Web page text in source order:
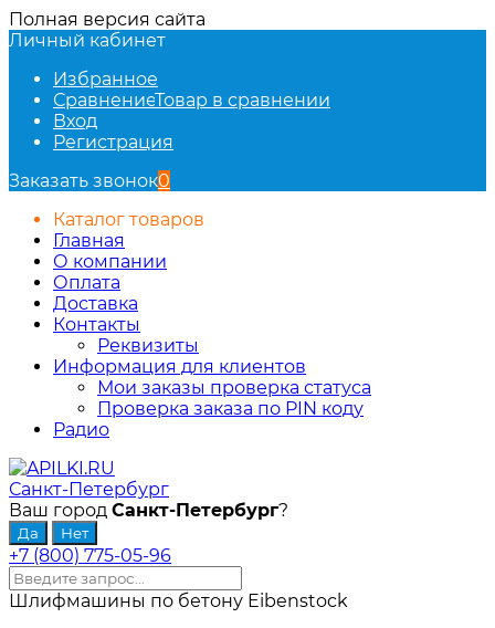
Полная версия сайта
Личный кабинет
Избранное
СравнениеТовар в сравнении
Вход
Регистрация
Заказать звонок0
Каталог товаров
Главная
О компании
Оплата
Доставка
Контакты
Реквизиты
Информация для клиентов
Мои заказы проверка статуса
Проверка заказа по PIN коду
Радио
Санкт-Петербург
Ваш город Санкт-Петербург?
+7 (800) 775-05-96
Шлифмашины по бетону Eibenstock